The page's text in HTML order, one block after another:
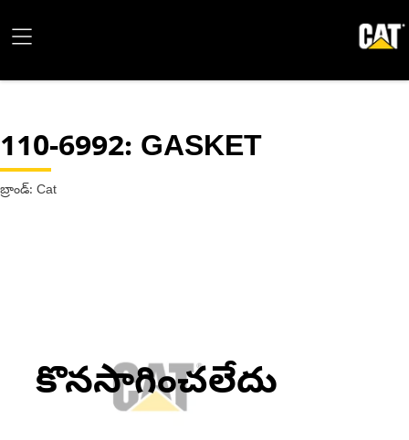
110-6992: GASKET
బ్రాండ్: Cat
కొనసాగించలేదు